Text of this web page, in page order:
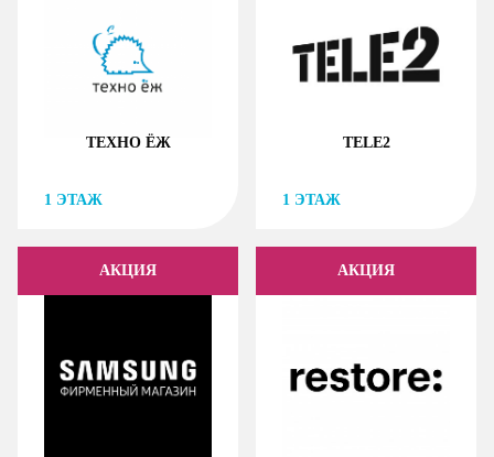
ТЕХНО ЁЖ
1 ЭТАЖ
TELE2
1 ЭТАЖ
АКЦИЯ АКЦИЯ